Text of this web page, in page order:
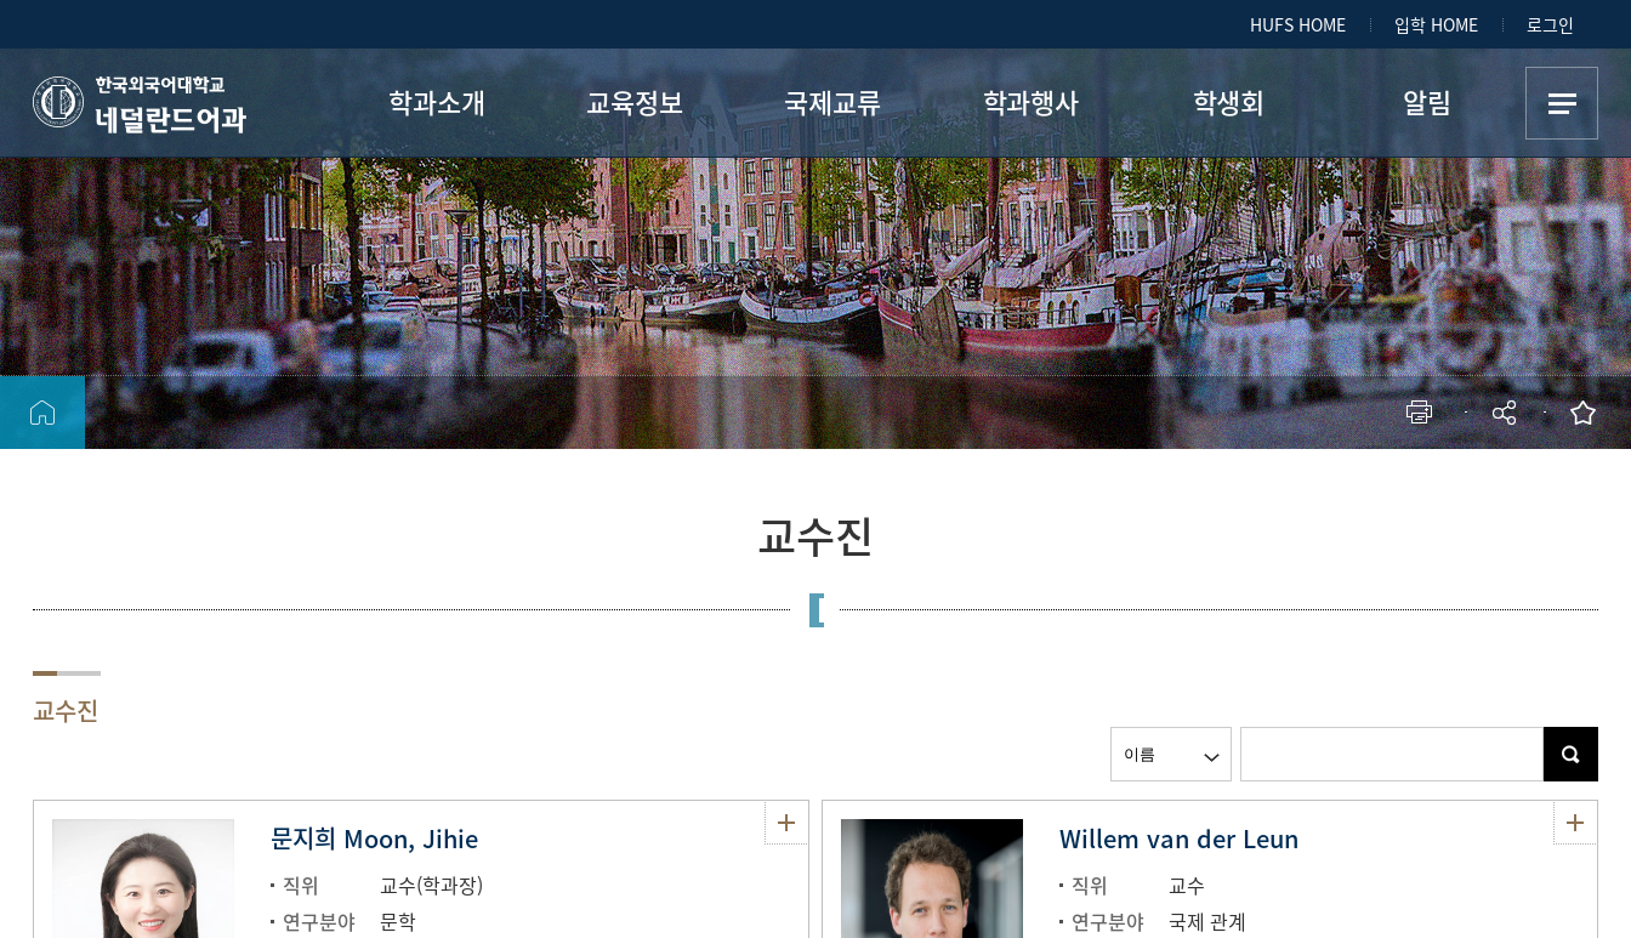
HUFS HOME 입학 HOME 로그인
네덜란드어과 학과소개
학과장 인사말
학과소개
교육목표
교수진
졸업 후 진로
교육정보
교과과정
학사정보
장학제도
자격증·졸업요건
전공로드맵
국제교류
네덜란드 소개
국제교류 수기
교류학교 소개
해외연수
학점인정
학과행사
홈커밍데이
홈커밍데이 사진첩
각종 행사
각종 행사 사진첩
학생회
학생회 소개
소모임
소모임 사진첩
회의록
학과 신문
알림
학과장실 공지
학생회 공지
특교원 공지
네덜란드 최근 뉴스
학과관련 취업정보
메뉴추가
교수진
교수진
문지희 Moon, Jihie
직위
교수(학과장)
연구분야
문학
Willem van der Leun
직위
교수
연구분야
국제 관계